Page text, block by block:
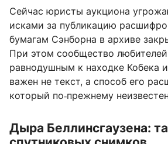
Сейчас юристы аукциона
исками за публикацию
бумагам Сэнборна в архиве
При этом сообщество
равнодушным к находке Кобека
важен не текст, а способ его
который по‑прежнему
Дыра Беллинсгаузена: